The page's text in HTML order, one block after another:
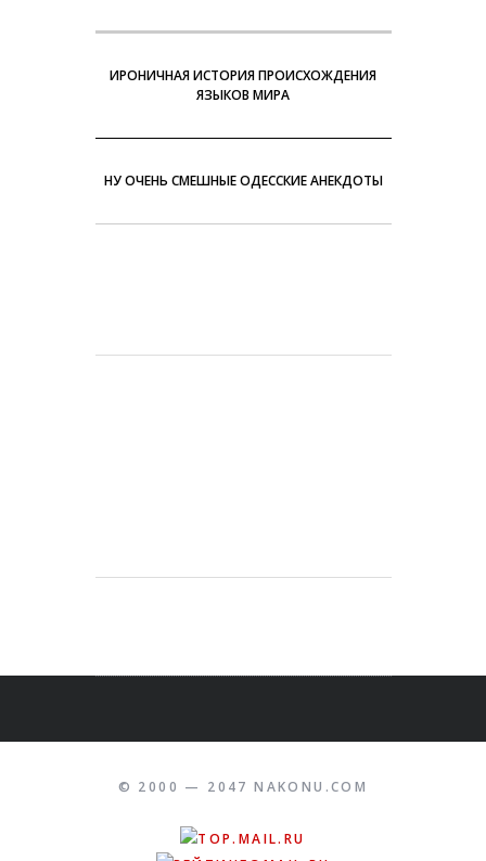
ИРОНИЧНАЯ ИСТОРИЯ ПРОИСХОЖДЕНИЯ
ЯЗЫКОВ МИРА
НУ ОЧЕНЬ СМЕШНЫЕ ОДЕССКИЕ АНЕКДОТЫ
© 2000 — 2047 NAKONU.COM